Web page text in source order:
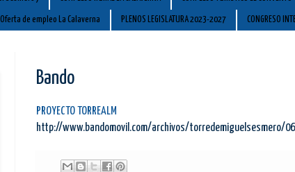
Oferta de empleo La Calaverna PLENOS LEGISLATURA 2023-2027 CONGRESO
Bando
PROYECTO TORREALM
http://www.bandomovil.com/archivos/torredemiguelsesmero/